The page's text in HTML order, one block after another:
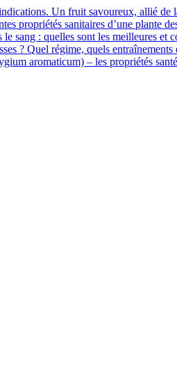
Un fruit savoureux, allié de
propriétés sanitaires d’une plante
sang : quelles sont les meilleures et
? Quel régime, quels
aromaticum) – les propriétés